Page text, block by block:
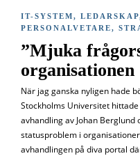
IT-SYSTEM, LEDARSKAP
PERSONALVETARE,
”Mjuka
organisationen
När jag ganska nyligen hade
Stockholms Universitet
avhandling av Johan
statusproblem i
avhandlingen på diva portal